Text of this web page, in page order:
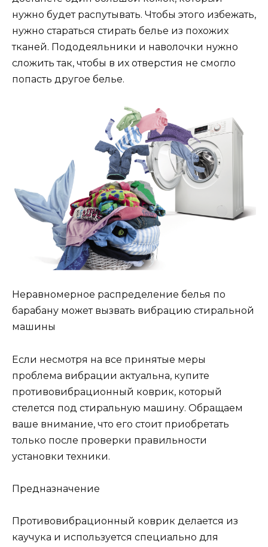
нужно будет распутывать. Чтобы этого избежать,
нужно стараться стирать белье из похожих
тканей. Пододеяльники и наволочки нужно
сложить так, чтобы в их отверстия не смогло
попасть другое белье.
Неравномерное распределение белья по
барабану может вызвать вибрацию стиральной
машины
Если несмотря на все принятые меры
проблема вибрации актуальна, купите
противовибрационный коврик, который
стелется под стиральную машину. Обращаем
ваше внимание, что его стоит приобретать
только после проверки правильности
установки техники.
Предназначение
Противовибрационный коврик делается из
каучука и используется специально для